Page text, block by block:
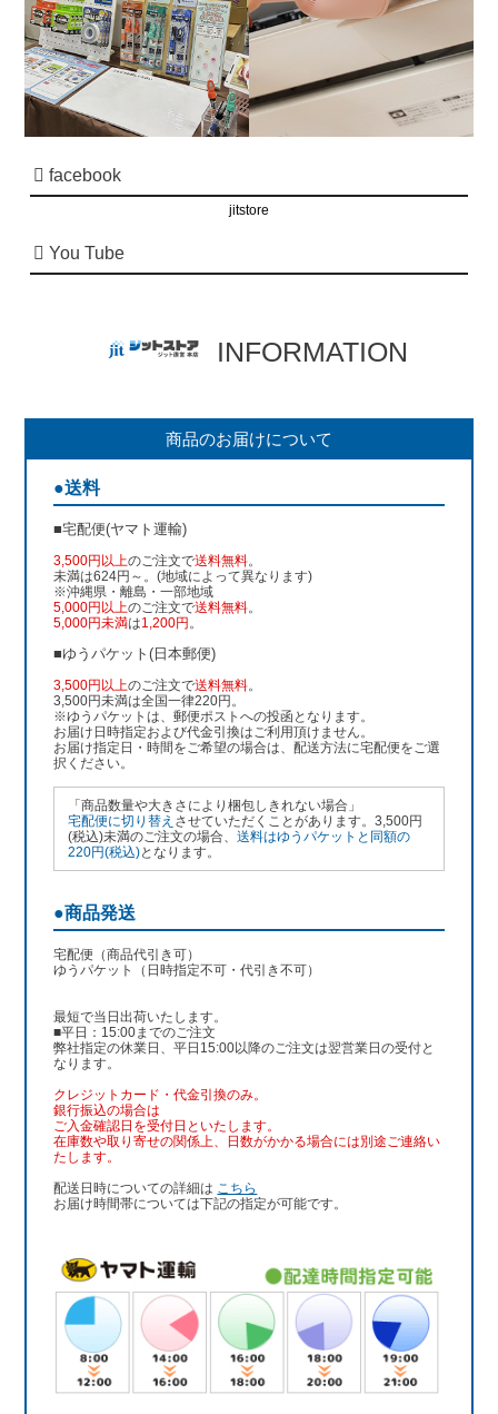
facebook
jitstore
You Tube
INFORMATION
商品のお届けについて
●送料
■宅配便(ヤマト運輸)
3,500円以上のご注文で送料無料。
未満は624円～。(地域によって異なります)
※沖縄県・離島・一部地域
5,000円以上のご注文で送料無料。
5,000円未満は1,200円 。
■ゆうパケット(日本郵便)
3,500円以上のご注文で送料無料。
3,500円未満は全国一律220円。
※ゆうパケットは、郵便ポストへの投函となります。
お届け日時指定および代金引換はご利用頂けません。
お届け指定日・時間をご希望の場合は、配送方法に宅配便をご選
択ください。
「商品数量や大きさにより梱包しきれない場合」
宅配便に切り替え させていただくことがあります。3,500円
(税込)未満のご注文の場合、送料はゆうパケットと同額の
220円(税込)となります。
●商品発送
宅配便（商品代引き可）
ゆうパケット（日時指定不可・代引き不可）
最短で当日出荷いたします。
■平日：15:00までのご注文
弊社指定の休業日、平日15:00以降のご注文は翌営業日の受付と
なります。
クレジットカード・代金引換のみ。
銀行振込の場合は
ご入金確認日を受付日といたします。
在庫数や取り寄せの関係上、日数がかかる場合には別途ご連絡い
たします。
配送日時についての詳細は こちら
お届け時間帯については下記の指定が可能です。